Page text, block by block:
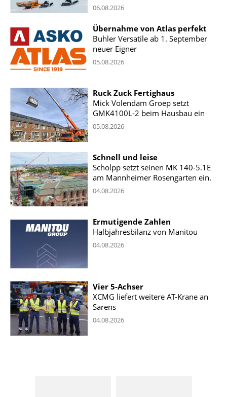
06.08.2026
Übernahme von Atlas perfekt
Buhler Versatile ab 1. September
neuer Eigner
05.08.2026
Ruck Zuck Fertighaus
Mick Volendam Groep setzt
GMK4100L-2 beim Hausbau ein
05.08.2026
Schnell und leise
Scholpp setzt seinen MK 140-5.1E
am Mannheimer Rosengarten ein.
04.08.2026
Ermutigende Zahlen
Halbjahresbilanz von Manitou
04.08.2026
Vier 5-Achser
XCMG liefert weitere AT-Krane an
Sarens
04.08.2026